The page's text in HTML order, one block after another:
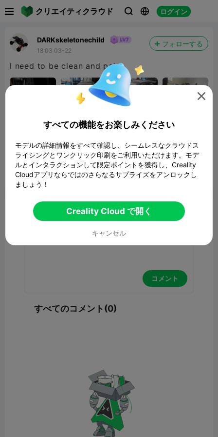
クリエイティクラウド   ログイン
DARKskeletonechild
18:03 03-22
フォローする
l need to be clean and paint
PROTO36 RC Car Chassis
51.95MB 関連3Dモデル
報告 
コメント
コメント
すべてのコメント(0)

すべての機能をお楽しみください
モデルの詳細情報をすべて確認し、シームレスなクラウドス
ライシングとワンクリック印刷をご利用いただけます。モデ
ルとインタラクションして限定ポイントを獲得し、Creality
Cloudアプリならではのさらなるサプライズをアンロックし
ましょう！
Creality Cloud で開く
キャンセル